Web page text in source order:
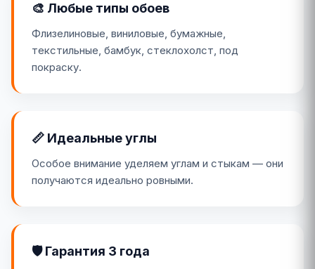
🎨 Любые типы обоев
Флизелиновые, виниловые, бумажные,
текстильные, бамбук, стеклохолст, под
покраску.
📏 Идеальные углы
Особое внимание уделяем углам и стыкам — они
получаются идеально ровными.
🛡️ Гарантия 3 года